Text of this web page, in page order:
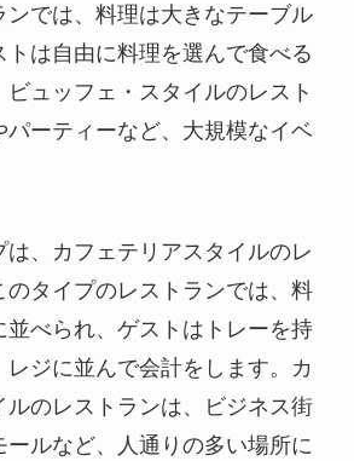
ンでは、料理は大きなテーブル
トは自由に料理を選んで食べる
ビュッフェ・スタイルのレスト
パーティーなど、大規模なイベ
は、カフェテリアスタイルのレ
のタイプのレストランでは、料
並べられ、ゲストはトレーを持
レジに並んで会計をします。カ
ルのレストランは、ビジネス街
ールなど、人通りの多い場所に